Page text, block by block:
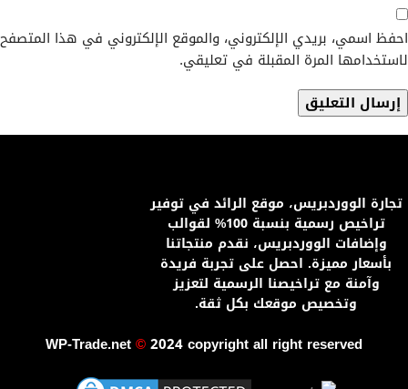
احفظ اسمي، بريدي الإلكتروني، والموقع الإلكتروني في هذا المتصفح
لاستخدامها المرة المقبلة في تعليقي.
تجارة الووردبريس، موقع الرائد في توفير
تراخيص رسمية بنسبة 100% لقوالب
وإضافات الووردبريس، نقدم منتجاتنا
بأسعار مميزة. احصل على تجربة فريدة
وآمنة مع تراخيصنا الرسمية لتعزيز
وتخصيص موقعك بكل ثقة.
WP-Trade.net©2024 copyright all right reserved